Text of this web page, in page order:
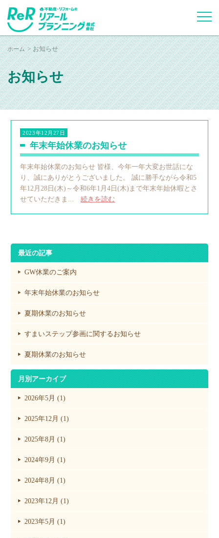
ホーム お知らせ
お知らせ
2023年12月27日
年末年始休業のお知らせ
年末年始休業のお知らせ 皆様、今年一年大変お世話にな
り、誠にありがとうございました。 誠に勝手ながら令和5
年12月28日(木)～令和6年1月4日(木)まで年末年始休暇とさ
せていただきま...
続きを読む
最近の記事
GW休業のご案内
年末年始休業のお知らせ
夏期休業のお知らせ
すまいステップ参画に関するお知らせ
夏期休業のお知らせ
月別アーカイブ
2026年5月 (1)
2025年12月 (1)
2025年8月 (1)
2024年9月 (1)
2024年8月 (1)
2023年12月 (1)
2023年5月 (1)